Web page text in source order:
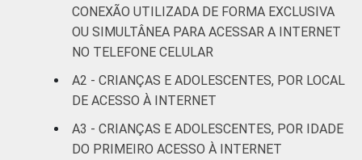
Mais de 2
SM até 3 SM
28 10
Mais de 3
SM
29 7
Não tem
renda
6
CONEXÃO UTILIZADA DE FORMA EXCLUSIVA
OU SIMULTÂNEA PARA ACESSAR A INTERNET
NO TELEFONE CELULAR
A2 - CRIANÇAS E ADOLESCENTES, POR LOCAL
DE ACESSO À INTERNET
A3 - CRIANÇAS E ADOLESCENTES, POR IDADE
DO PRIMEIRO ACESSO À INTERNET